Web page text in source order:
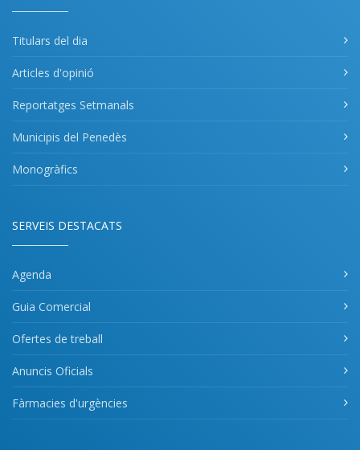
Titulars del dia
Articles d'opinió
Reportatges Setmanals
Municipis del Penedès
Monogràfics
SERVEIS DESTACATS
Agenda
Guia Comercial
Ofertes de treball
Anuncis Oficials
Fàrmacies d'urgències